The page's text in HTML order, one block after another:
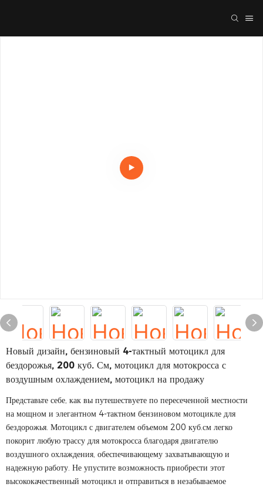
Новый дизайн, бензиновый 4-тактный мотоцикл для
бездорожья, 200 куб. См, мотоцикл для мотокросса с
воздушным охлаждением, мотоцикл на продажу
Представьте себе, как вы путешествуете по пересеченной местности
на мощном и элегантном 4-тактном бензиновом мотоцикле для
бездорожья. Мотоцикл с двигателем объемом 200 куб.см легко
покорит любую трассу для мотокросса благодаря двигателю
воздушного охлаждения, обеспечивающему захватывающую и
надежную работу. Не упустите возможность приобрести этот
высококачественный мотоцикл и отправиться в незабываемое